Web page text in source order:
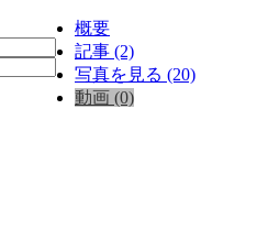
概要
記事 (2)
写真を見る (20)
動画 (0)